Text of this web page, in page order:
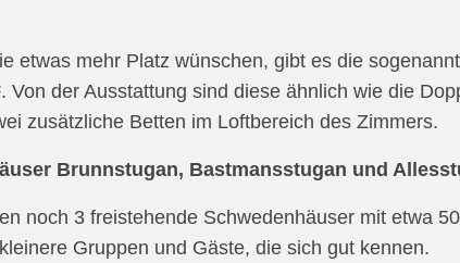
etwas mehr Platz wünschen, gibt es die
Von der Ausstattung sind diese ähnlich wie die
zusätzliche Betten im Loftbereich des Zimmers.
Brunnstugan, Bastmansstugan und
noch 3 freistehende Schwedenhäuser mit etwa
Gruppen und Gäste, die sich gut kennen.